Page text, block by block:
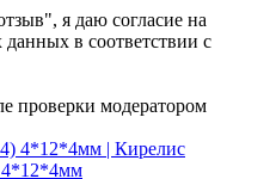
я даю согласие на
в соответствии с
проверки модератором
4*12*4мм